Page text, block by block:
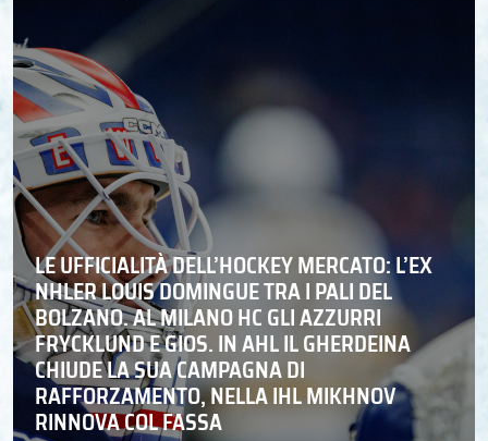
LE UFFICIALITÀ DELL’HOCKEY MERCATO: L’EX
NHLER LOUIS DOMINGUE TRA I PALI DEL
BOLZANO. AL MILANO HC GLI AZZURRI
FRYCKLUND E GIOS. IN AHL IL GHERDEINA
CHIUDE LA SUA CAMPAGNA DI
RAFFORZAMENTO, NELLA IHL MIKHNOV
RINNOVA COL FASSA